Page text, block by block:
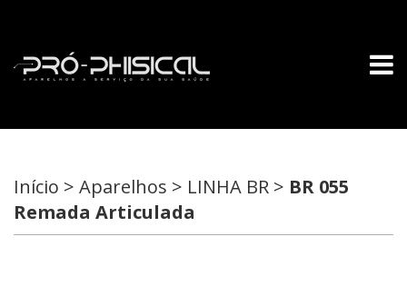
Início > Aparelhos > LINHA BR > BR 055
Remada Articulada